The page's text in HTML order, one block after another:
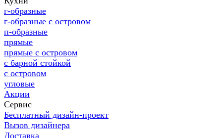
г-образные
г-образные с островом
п-образные
прямые
прямые с островом
с барной стойкой
с островом
угловые
Акции
Сервис
Бесплатный дизайн-проект
Вызов дизайнера
Доставка